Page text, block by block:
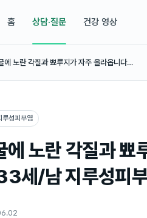
홈 상담·질문 건강 영상
에 노란 각질과 뾰루지가 자주 올라옵니다…
루성피부염
에 노란 각질과 뾰
세/남 지루성피